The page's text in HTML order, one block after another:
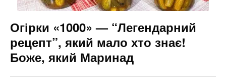
Огірки «1000» — “Легендарний
рецепт”, який мало хто знає!
Боже, який Маринад